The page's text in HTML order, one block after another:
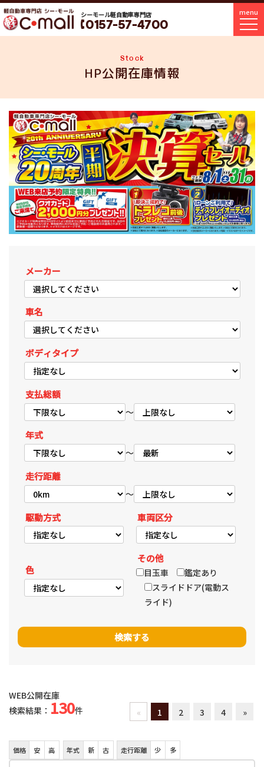
シーモール軽自動車専門店
0157-57-4700
menu
Stock
HP公開在庫情報
メーカー
車名
ボディタイプ
支払総額
～
年式
～
走行距離
～
駆動方式 車両区分
色
その他
目玉車
鑑定あり
スライドドア(電動ス
ライド)
WEB公開在庫
検索結果： 130件 « 1 2 3 4 »
価格 安 高 年式 新 古 走行距離 少 多